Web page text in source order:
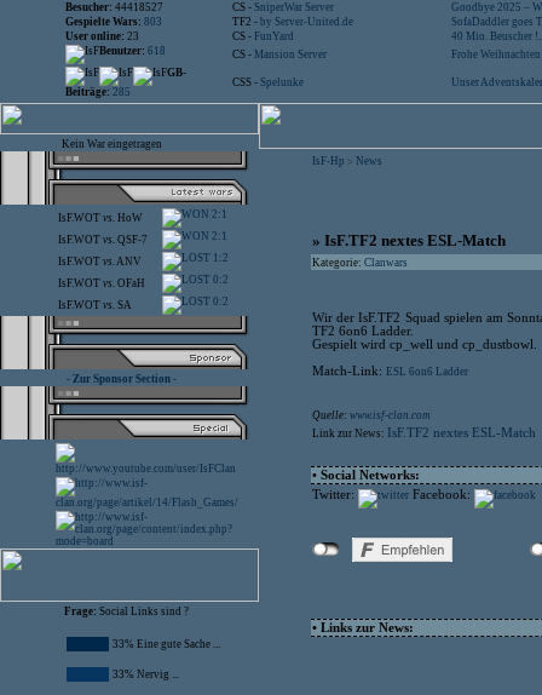
Besucher: 44418527 CS - SniperWar Server
Goodbye 2025 –
Gespielte Wars: 803 TF2 - by Server-United.de
SofaDaddler goes
User online: 23 CS - FunYard
40 Mio. Beuscher
Benutzer: 618 CS - Mansion Server
Frohe
GB-
Beiträge: 285
CSS - Spelunke Unser
Kein War eingetragen
IsF.WOT vs. HoW 2:1
IsF.WOT vs. QSF-7 2:1
IsF.WOT vs.ANV 1:2
IsF.WOT vs. OFaH 0:2
IsF.WOT vs. SA 0:2
- Zur Sponsor Section -
Frage: Social Links sind ?
33% Eine gute Sache ...
33% Nervig ...
IsF-Hp > News
» IsF.TF2 nextes ESL-Match
Kategorie: Clanwars
Wir der IsF.TF2 Squad spielen am
TF2 6on6 Ladder.
Gespielt wird cp_well und cp_dustbowl.
Match-Link: ESL 6on6 Ladder
Quelle: www.isf-clan.com
Link zur News:
IsF.TF2 nextes ESL-Match
• Social Networks:
Twitter:
Facebook:
• Links zur News: